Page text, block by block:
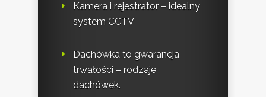
Kamera i rejestrator – idealny
system CCTV
Dachówka to gwarancja
trwałości – rodzaje
dachówek.